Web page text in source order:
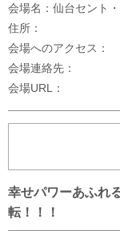
会場名：仙台セント
住所：
会場へのアクセス：
会場連絡先：
会場URL：
幸せパワーあふれ
転！！！